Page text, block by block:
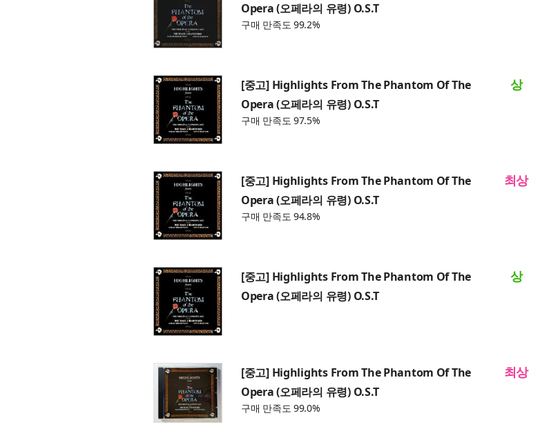
Opera (오페라의 유령) O.S.T
구매 만족도 99.2%
[중고] Highlights From The Phantom Of The
Opera (오페라의 유령) O.S.T
구매 만족도 97.5%
상
[중고] Highlights From The Phantom Of The
Opera (오페라의 유령) O.S.T
구매 만족도 94.8%
최상
[중고] Highlights From The Phantom Of The
Opera (오페라의 유령) O.S.T
상
[중고] Highlights From The Phantom Of The
Opera (오페라의 유령) O.S.T
구매 만족도 99.0%
최상